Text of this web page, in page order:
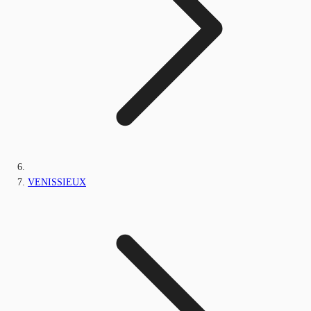
VENISSIEUX